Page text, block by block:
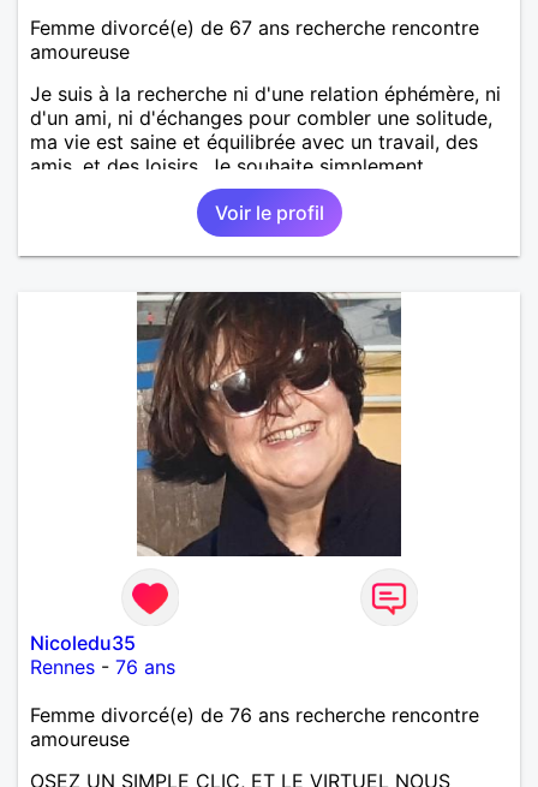
Femme divorcé(e) de 67 ans recherche rencontre
amoureuse
Je suis à la recherche ni d'une relation éphémère, ni
d'un ami, ni d'échanges pour combler une solitude,
ma vie est saine et équilibrée avec un travail, des
amis, et des loisirs. Je souhaite simplement
rencontrer un homme de la région de Orvault qui
recherche une relation sérieuse !
Voir le profil
Nicoledu35
Rennes - 76 ans
Femme divorcé(e) de 76 ans recherche rencontre
amoureuse
OSEZ UN SIMPLE CLIC, ET LE VIRTUEL NOUS